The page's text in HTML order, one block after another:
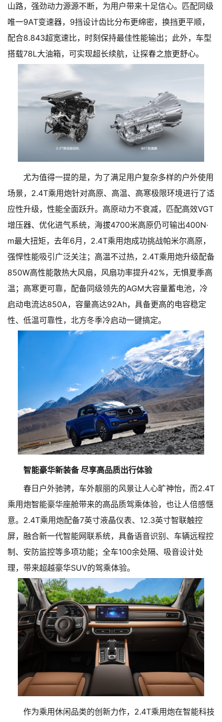
山路，强劲动力源源不断，为用户带来十足信心。匹配同级
唯一9AT变速器，9挡设计齿比分布更绵密，换挡更平顺，
配合8.843超宽速比，时刻保持最佳性能输出；此外，车型
搭载78L大油箱，可实现超长续航，让探春之旅更舒心。
尤为值得一提的是，为了满足用户复杂多样的户外使用
场景，2.4T乘用炮针对高原、高温、高寒极限环境进行了适
应性升级，性能全面跃升。高原动力不衰减，匹配高效VGT
增压器、优化进气系统，海拔4700米高原仍可输出400N·
m最大扭矩，去年6月，2.4T乘用炮成功挑战帕米尔高原，
强悍性能吸引广泛关注；高温不过热，2.4T乘用炮升级配备
850W高性能散热大风扇，风扇功率提升42%，无惧夏季高
温；高寒更可靠，配备同级领先的AGM大容量蓄电池，冷
启动电流达850A，容量高达92Ah，具备更高的电容稳定
性、低温可靠性，北方冬季冷启动一键搞定。
智能豪华新装备 尽享高品质出行体验
春日户外驰骋，车外靓丽的风景让人心旷神怡，而2.4T
乘用炮智能豪华座舱带来的高品质驾乘体验，也让人倍感惬
意。2.4T乘用炮配备7英寸液晶仪表、12.3英寸智联触控
屏，融合新一代智能网联系统，具备语音识别、车辆远程控
制、安防监控等多项功能；全车100余处隔、吸音设计处
理，带来超越豪华SUV的驾乘体验。
作为乘用休闲品类的创新力作，2.4T乘用炮在智能科技